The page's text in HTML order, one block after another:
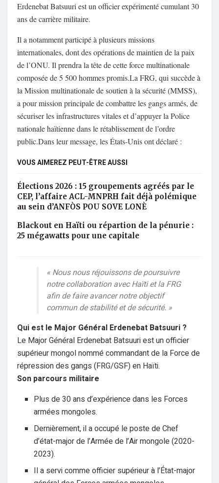
Erdenebat Batsuuri est un officier expérimenté cumulant30
ans de carrière militaire.
Il a notamment participé à plusieurs missions
internationales, dont des opérations de maintien de la paix
de l’ONU. Il prendra la tête de cette force multinationale
composée de5 500 hommes promis.La FRG, qui succède à
la Mission multinationale de soutien à la sécurité (MMSS),
a pour mission principale de combattre les gangs armés, de
sécuriser les infrastructures vitales et d’appuyer la Police
nationale haïtienne dans le rétablissement de l’ordre
public.Dans leur message, les États-Unis ont déclaré :
VOUS AIMEREZ PEUT-ÊTRE AUSSI
Élections 2026 : 15 groupements agréés par le
CEP, l’affaire ACL-MNPRH fait déjà polémique
au sein d’ANFÒS POU SOVE LONÈ
Blackout en Haïti ou répartion de la pénurie :
25 mégawatts pour une capitale
« Nous nous réjouissons de poursuivre
notre collaboration avec Haïti et la FRG
afin de faire avancer notre objectif
commun de stabilité et de sécurité. »
Qui est le Major Général Erdenebat Batsuuri ?
Le Major Général Erdenebat Batsuuriest un officier
supérieur mongol nommé commandant de la Force de
répression des gangs (FRG/GSF)en Haïti.
Son parcours militaire
Plus de 30 ans d’expériencedans les Forces
armées mongoles.
Dernièrement, il a occupé le poste deChef
d’état-major de l’Armée de l’Air mongole(2020-
2023).
Il a servi comme officier supérieur à l’État-major